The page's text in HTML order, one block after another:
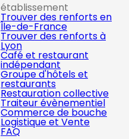
établissement
Trouver des renforts en
Île-de-France
Trouver des renforts à
Lyon
Café et restaurant
indépendant
Groupe d'hôtels et
restaurants
Restauration collective
Traiteur évènementiel
Commerce de bouche
Logistique et Vente
FAQ